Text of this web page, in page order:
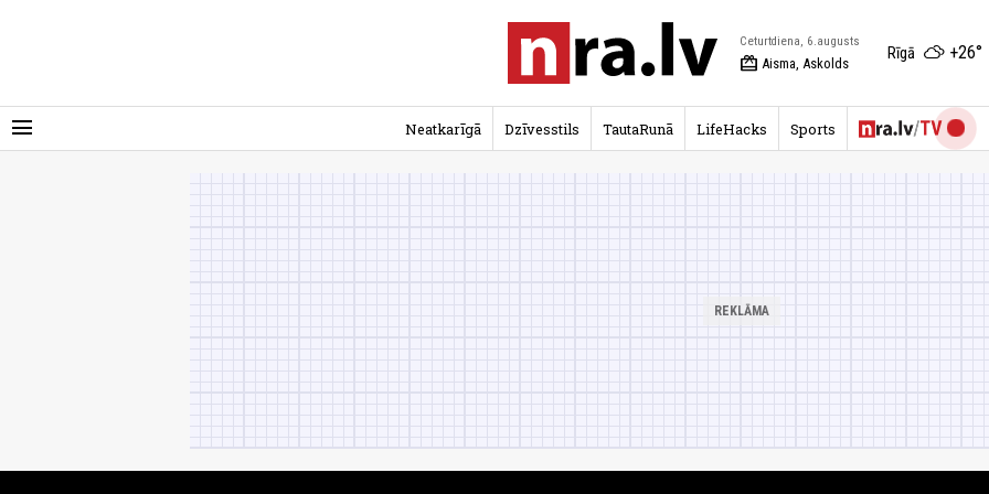
menu
Ceturtdiena, 6.augusts
redeem Aisma, Askolds
Rīgā +26°
Neatkarīgā Dzīvesstils TautaRunā LifeHacks Sports